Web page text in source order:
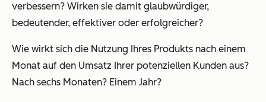
verbessern? Wirken sie damit glaubwürdiger,
bedeutender, effektiver oder erfolgreicher?
Wie wirkt sich die Nutzung Ihres Produkts nach einem
Monat auf den Umsatz Ihrer potenziellen Kunden aus?
Nach sechs Monaten? Einem Jahr?